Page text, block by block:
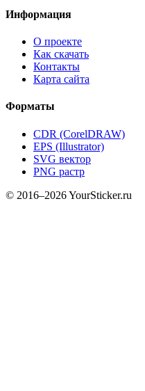
Информация
О проекте
Как скачать
Контакты
Карта сайта
Форматы
CDR (CorelDRAW)
EPS (Illustrator)
SVG вектор
PNG растр
© 2016–2026 YourSticker.ru